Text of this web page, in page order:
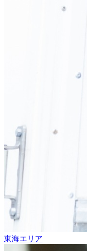
東海エリア